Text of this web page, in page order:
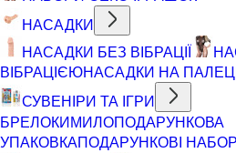
НАСАДКИ
НАСАДКИ БЕЗ ВІБРАЦІЇ
ВІБРАЦІЄЮНАСАДКИ НА
СУВЕНІРИ ТА ІГРИ
БРЕЛОКИМИЛОПОДАРУНКОВА
УПАКОВКАПОДАРУНКОВІ